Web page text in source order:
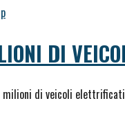
DI
milioni di veicoli